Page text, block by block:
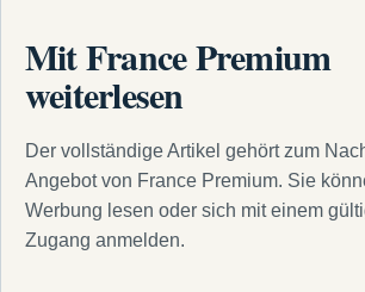
Mit France Premium
weiterlesen
Der vollständige Artikel gehört zum
Angebot von France Premium. Sie
Werbung lesen oder sich mit einem
Zugang anmelden.